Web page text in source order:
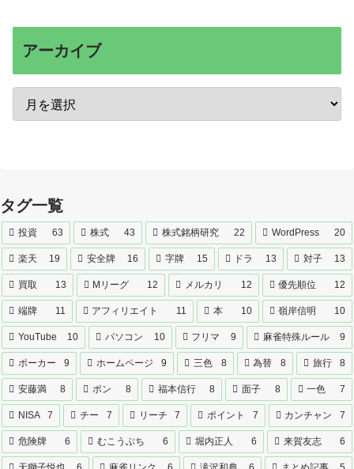
アーカイブ
タグ一覧
投資 63 株式 43 株式銘柄研究 22 WordPress 20
楽天 19 安全牌 16 字牌 15 ドラ 13 対子 13
買取 13 Mリーグ 12 メルカリ 12 優先順位 12
端牌 11 アフィリエイト 11 本 10 嶺岸信明 10
YouTube 10 パソコン 10 フリマ 9 麻雀特殊ルール 9
ポーカー 9 ホームページ 9 三色 8 為替 8 旅行 8
安藤満 8 ポン 8 福本信行 8 面子 8 一色 7
NISA 7 チー 7 リーチ 7 ポイント 7 カンチャン 7
危険牌 6 むこうぶち 6 堀内正人 6 来賀友志 6